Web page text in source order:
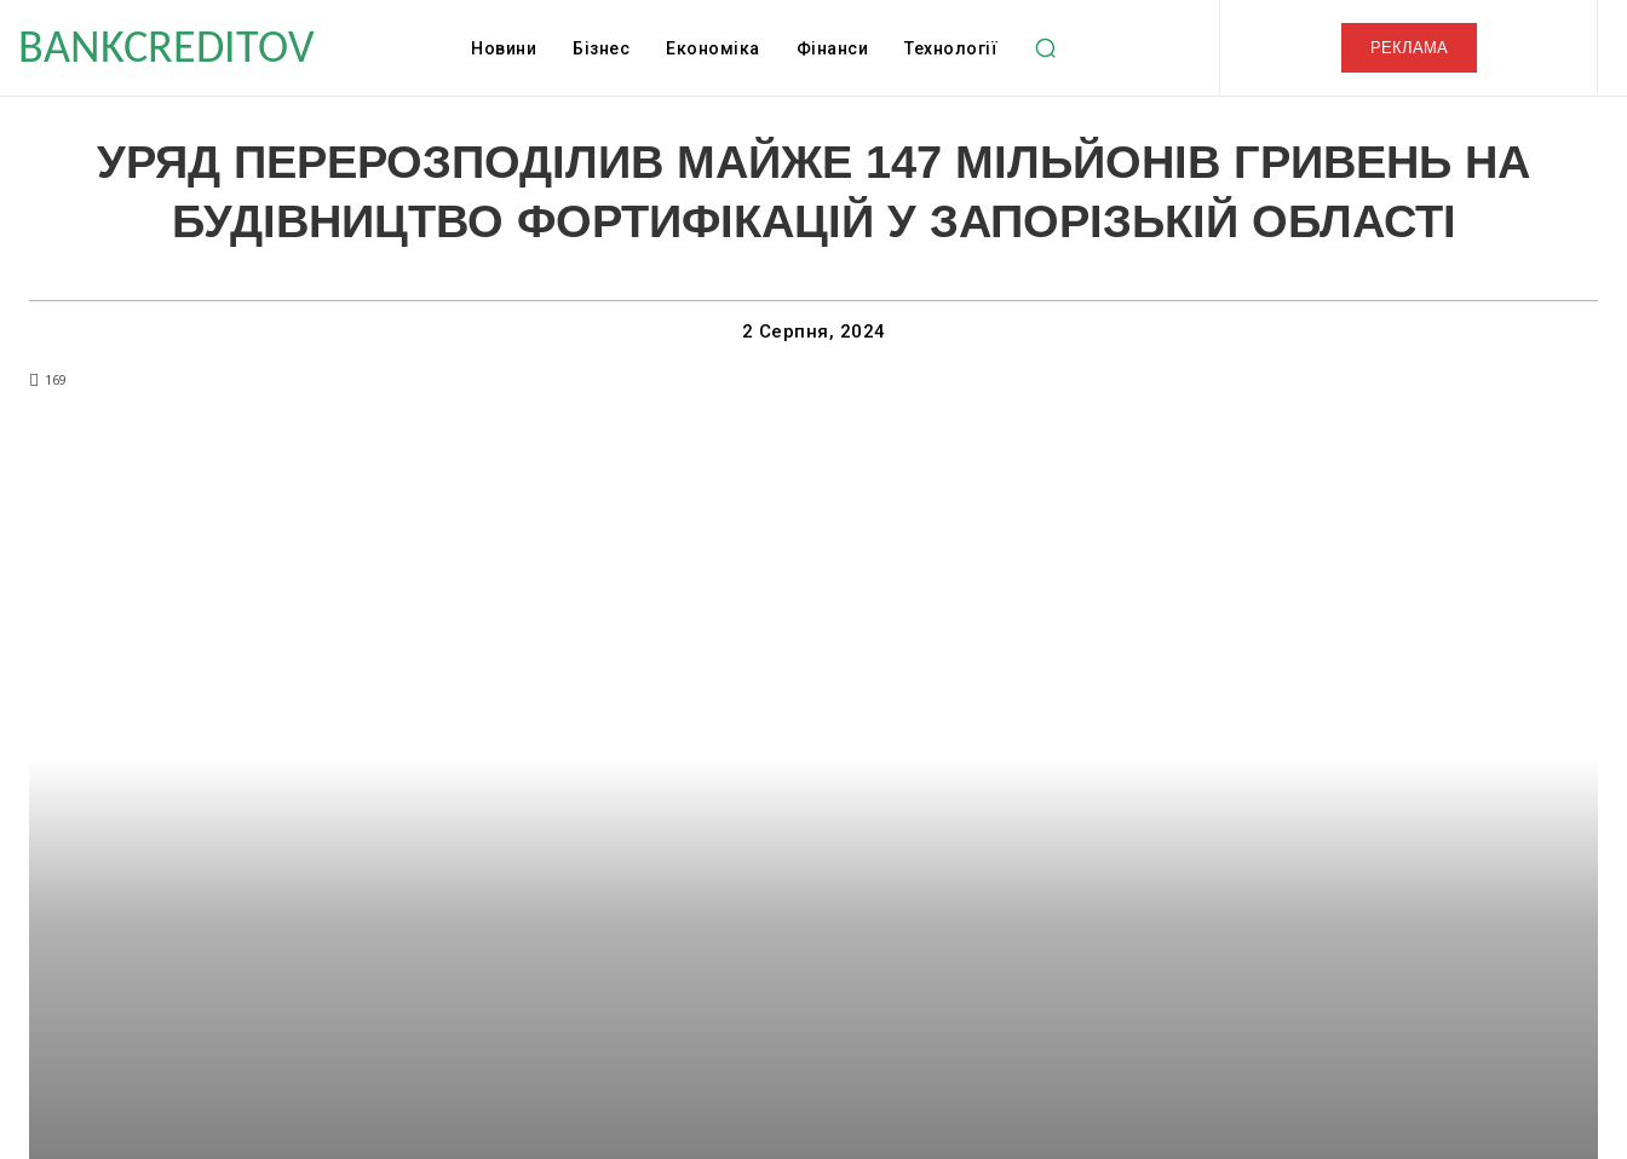
BANKCREDITOV Новини Бізнес Економіка Фінанси Технології РЕКЛАМА
УРЯД ПЕРЕРОЗПОДІЛИВ МАЙЖЕ 147 МІЛЬЙОНІВ ГРИВЕНЬ НА
БУДІВНИЦТВО ФОРТИФІКАЦІЙ У ЗАПОРІЗЬКІЙ ОБЛАСТІ
2 Серпня, 2024
169